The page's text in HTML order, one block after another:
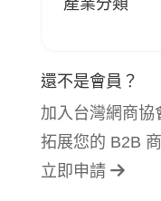
還不是會員？
加入台灣網商協
拓展您的 B2B
立即申請